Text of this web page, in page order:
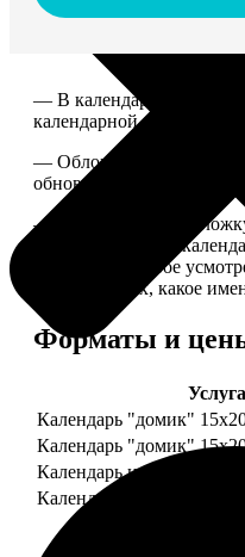
— В календаре 13
календарной сеткой.
— Обложка для
обновляем каждый год.
— В кружочек на
одной из страниц
выбирают на свое
комментариях, какое
Форматы и
Услуга
Календарь "домик"
Календарь "домик"
Календарь настольный
Календарь настольный